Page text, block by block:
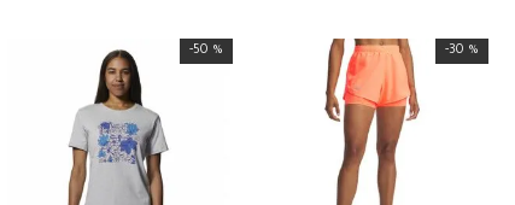
-50 % -30 %